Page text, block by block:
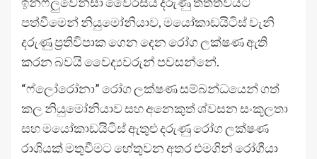
පත්වීමෙන් නියුමෝනියාව, මයෝකාඩයිටිස් වැනි
දරුණු ප්‍රතිවිපාක ගෙන දෙන රෝග ලක්ෂණ ඇති
කරන බවයි වෛද්‍යවරුන් පවසන්නේ.
“ෆ්ලෝරෝනා” රෝග ලක්ෂණ සම්බන්ධයෙන් ගත්
කල නියුමෝනියාව සහ අනෙකුත් ශ්වසන සංකූලතා
සහ මයෝකාඩයිටිස් ඇතුළු දරුණු රෝග ලක්ෂණ
රාශියක් මතුවීමට හේතුවන අතර එමගින් රෝගීයා